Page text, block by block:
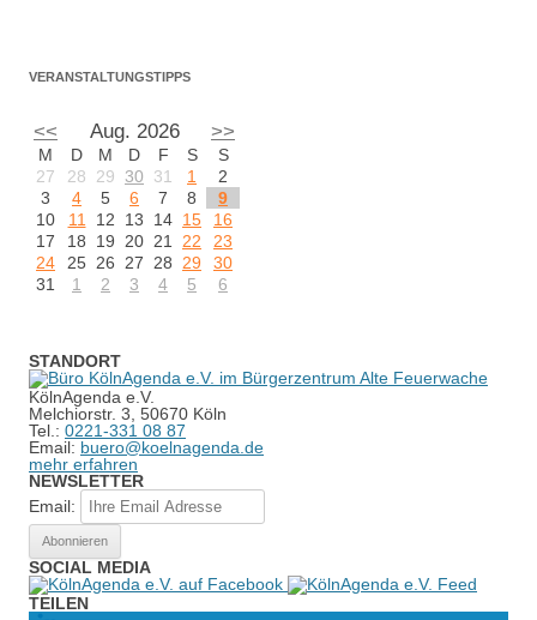
VERANSTALTUNGSTIPPS
<< Aug. 2026 >>
M D M D F S
S
27
28 29 30 31 1
2
3
4 5 6 7 8
9
10
11 12 13 14 15
16
17
18 19 20 21 22
23
24
25 26 27 28 29
30
31
1 2 3 4 5 6
STANDORT
KölnAgenda e.V.
Melchiorstr. 3, 50670 Köln
Tel.: 0221-331 08 87
Email: buero@koelnagenda.de
mehr erfahren
NEWSLETTER
Email:
SOCIAL MEDIA
TEILEN